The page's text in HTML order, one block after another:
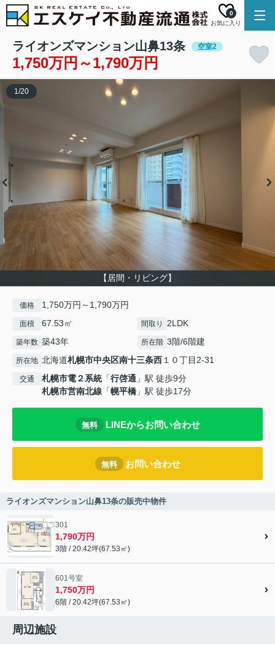
お気に入り
0
ライオンズマンション山鼻13条 空室2
1,750万円～1,790万円
【居間・リビング】
1/20
価格 1,750万円～1,790万円
面積 67.53㎡ 間取り 2LDK
築年数 築43年 所在階 3階/6階建
所在地 北海道札幌市中央区南十三条西１０丁目2-31
交通 札幌市電２系統「行啓通 」駅 徒歩9分
札幌市営南北線 「幌平橋 」駅 徒歩17分
無料 LINEからお問い合わせ
無料 お問い合わせ
ライオンズマンション山鼻13条の販売中物件
301
1,790万円
3階 / 20.42坪(67.53㎡)
601号室
1,750万円
6階 / 20.42坪(67.53㎡)
周辺施設